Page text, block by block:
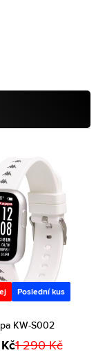
Poslední kus
KW-S002
1 290 Kč